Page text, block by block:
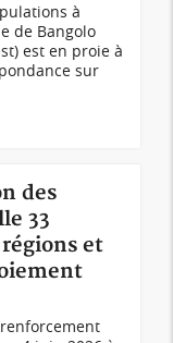
à
de Bangolo
est en proie à
sur
des
33
et